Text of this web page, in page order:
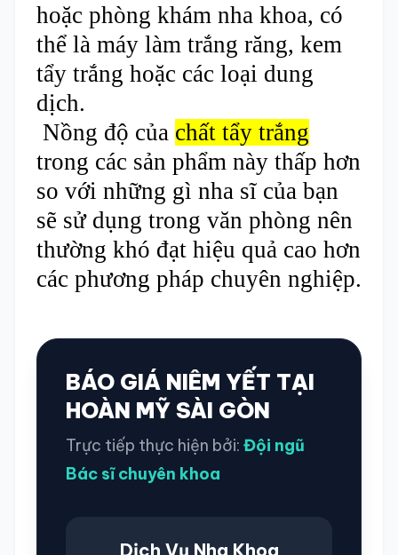
hoặc phòng khám nha khoa, có
thể là máy làm trắng răng, kem
tẩy trắng hoặc các loại dung
dịch.
Nồng độ của chất tẩy trắng
trong các sản phẩm này thấp hơn
so với những gì nha sĩ của bạn
sẽ sử dụng trong văn phòng nên
thường khó đạt hiệu quả cao hơn
các phương pháp chuyên nghiệp.
BÁO GIÁ NIÊM YẾT TẠI
HOÀN MỸ SÀI GÒN
Trực tiếp thực hiện bởi: Đội ngũ
Bác sĩ chuyên khoa
Dịch Vụ Nha Khoa